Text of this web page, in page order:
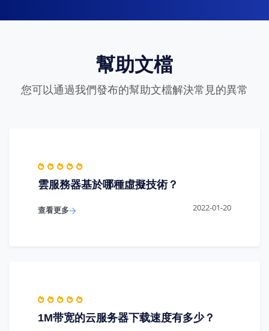
幫助文檔
您可以通過我們發布的幫助文檔解決常見的異常
雲服務器基於哪種虛擬技術？
查看更多 2022-01-20
1M带宽的云服务器下载速度有多少？